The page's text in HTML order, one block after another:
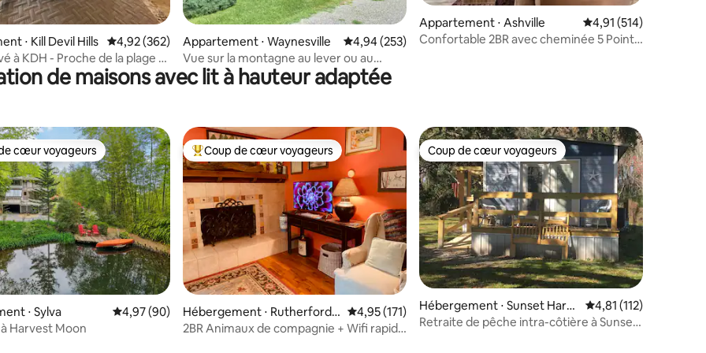
la base de 91 commentaires : 4,97 sur 5
⋅ Kill Devil Hills Évaluation moyenne sur la base de 362 commentaires : 4,92 sur 5
4,92 (362)
à KDH - Proche de la plage -
Appartement ⋅ Waynesville Évaluation moyenne sur la base de 253 commentaires : 4,94 sur 5
4,94 (253)
Vue sur la montagne au lever ou au
coucher du soleil à 18 km des monts
Great Smoky
Appartement ⋅ Ashville Évaluation moyenne
4,91 (514)
Confortable 2BR avec cheminée 5 Points
de maisons avec lit à hauteur adaptée
la base de 279 commentaires : 5 sur 5
cœur voyageurs les plus appréciés
cœur voyageurs
⋅ Sylva Évaluation moyenne sur la base de 90 commentaires : 4,97 sur 5
4,97 (90)
Harvest Moon
Coups de cœur voyageurs les plus appréciés
Coup de cœur voyageurs
Hébergement ⋅ Rutherfordt
on
Évaluation moyenne sur la base de 171 commentaires : 4,95 sur 5
4,95 (171)
2BR Animaux de compagnie + Wifi rapide
Coup de cœur voyageurs
Coup de cœur voyageurs
Hébergement ⋅ Sunset Harb
or
Évaluation moyenne
4,81 (112)
Retraite de pêche intra-côtière à Sunset